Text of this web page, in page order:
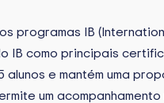
programas IB
IB como principais
alunos e mantém uma
um